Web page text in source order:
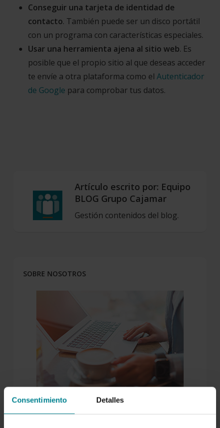
Consentimiento Detalles
Conseguir una tarjeta de identidad de
contacto. También puede ser un disco portátil
con un programa con características especiales.
Usar una herramienta ajena al sitio web. Es
posible que el propio sitio al que deseas acceder
te envíe a otra plataforma como el Autenticador
de Google para comprobar tus datos.
Artículo escrito por: Equipo
BLOG Grupo Cajamar
Gestión contenidos del blog.
SOBRE NOSOTROS
Para nosotros es tan importante atenderte como